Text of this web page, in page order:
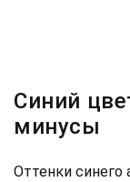
Синий
минусы
Оттенки